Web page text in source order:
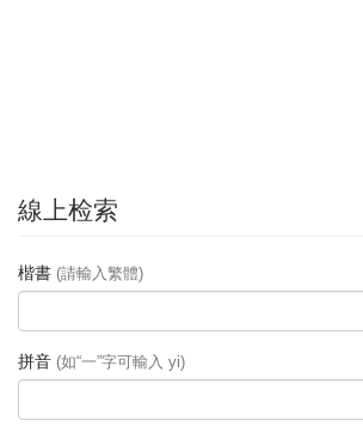
線上检索
楷書 (請輸入繁體)
拼音 (如“一”字可輸入 yi)